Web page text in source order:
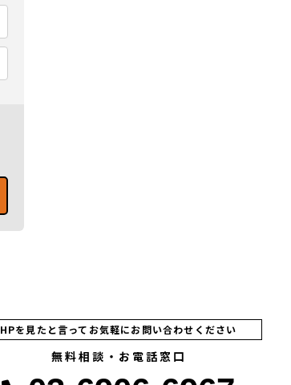
HPを見たと言ってお気軽にお問い合わせください
無料相談・お電話窓口